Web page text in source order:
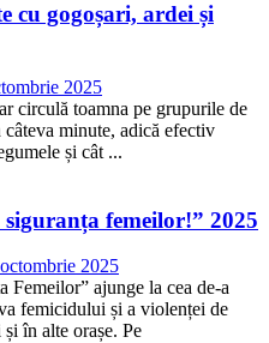
cu gogoșari, ardei și
2025
circulă toamna pe grupurile de
câteva minute, adică efectiv
și cât ...
femeilor!” 2025
2025
Femeilor” ajunge la cea de-a
femicidului și a violenței de
în alte orașe. Pe